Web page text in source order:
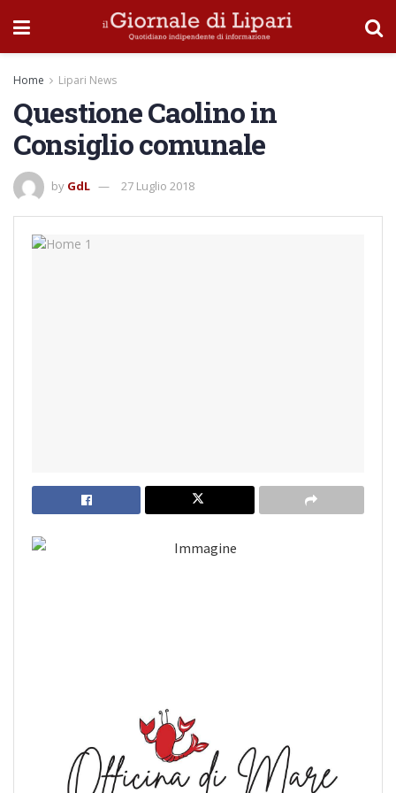
Home Lipari News
Questione Caolino in
Consiglio comunale
by GdL 27 Luglio 2018